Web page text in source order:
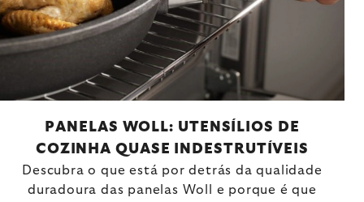
PANELAS WOLL: UTENSÍLIOS DE
COZINHA QUASE INDESTRUTÍVEIS
Descubra o que está por detrás da qualidade
duradoura das panelas Woll e porque é que